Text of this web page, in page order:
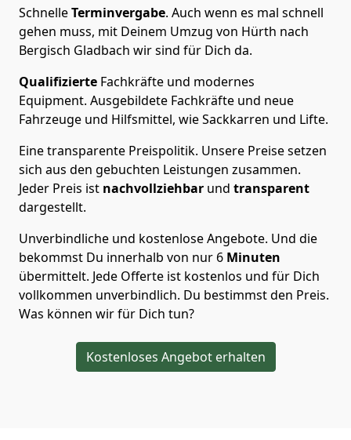
SchnelleTerminvergabe. Auch wenn es mal schnell
gehen muss, mit Deinem Umzug von Hürth nach
Bergisch Gladbach wir sind für Dich da.
Qualifizierte Fachkräfte und modernes
Equipment. Ausgebildete Fachkräfte und neue
Fahrzeuge und Hilfsmittel, wie Sackkarren und Lifte.
Eine transparente Preispolitik. Unsere Preise setzen
sich aus den gebuchten Leistungen zusammen.
Jeder Preis ist nachvollziehbar und transparent
dargestellt.
Unverbindliche und kostenlose Angebote. Und die
bekommst Du innerhalb von nur 6 Minuten
übermittelt. Jede Offerte ist kostenlos und für Dich
vollkommen unverbindlich. Du bestimmst den Preis.
Was können wir für Dich tun?
Kostenloses Angebot erhalten